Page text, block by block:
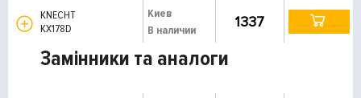
KNECHT
KX178D
Киев
В наличии
1337
Замінники та аналоги